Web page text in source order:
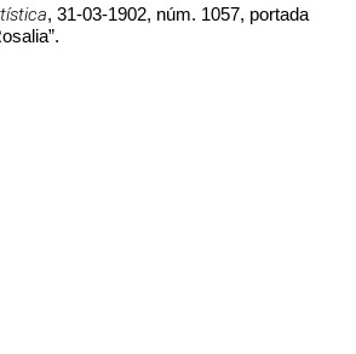
, 31-03-1902, núm. 1057, portada